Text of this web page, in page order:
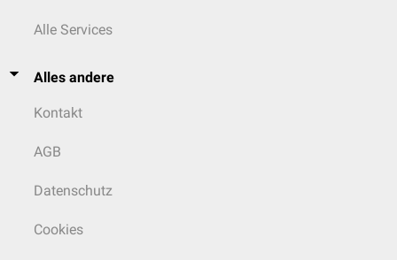
Alle Services
Alles andere
Kontakt
AGB
Datenschutz
Cookies